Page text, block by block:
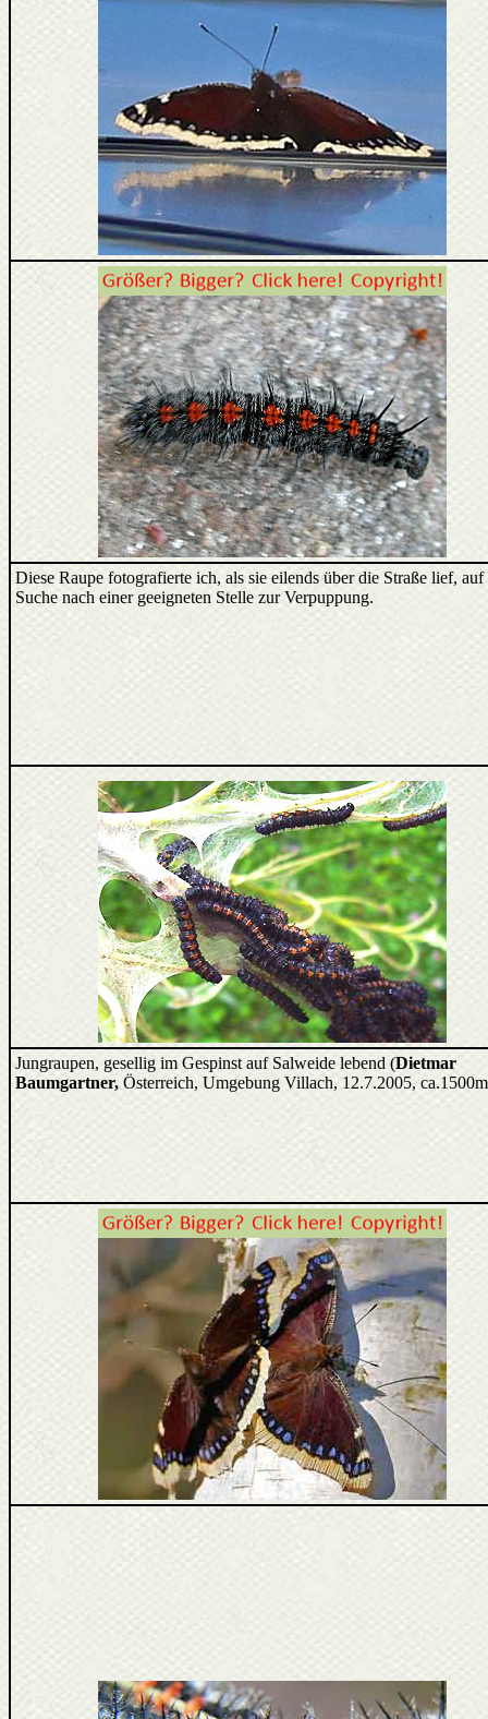
Diese Raupe fotografierte ich, als sie eilends über die Straße lief, auf
Suche nach einer geeigneten Stelle zur Verpuppung.
Jungraupen, gesellig im Gespinst auf Salweide lebend (Dietmar
Baumgartner, Österreich, Umgebung Villach, 12.7.2005,